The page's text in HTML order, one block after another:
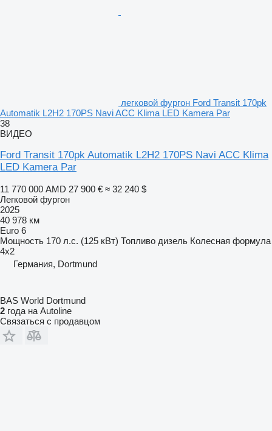
легковой фургон Ford Transit 170pk
Automatik L2H2 170PS Navi ACC Klima LED Kamera Par
38
ВИДЕО
Ford Transit 170pk Automatik L2H2 170PS Navi ACC Klima
LED Kamera Par
11 770 000 AMD 27 900 € ≈ 32 240 $
Легковой фургон
2025
40 978 км
Euro 6
Мощность 170 л.с. (125 кВт) Топливо дизель Колесная формула
4x2
Германия, Dortmund
BAS World Dortmund
2 года на Autoline
Связаться с продавцом